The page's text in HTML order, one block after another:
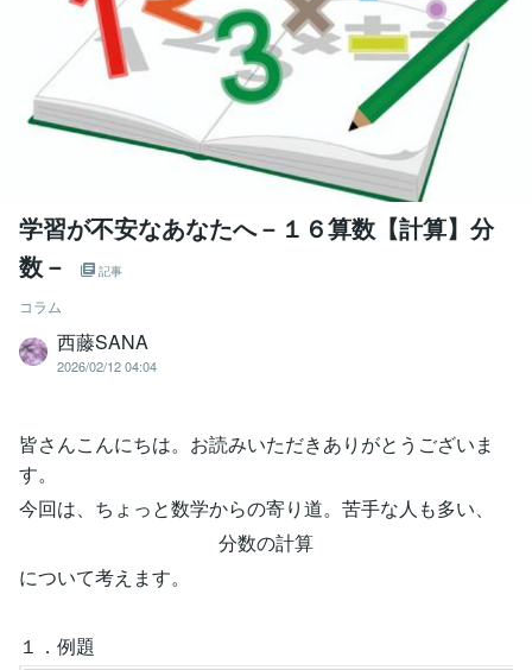
学習が不安なあなたへ－１６算数【計算】分
数－
記事
コラム
西藤SANA
2026/02/12 04:04
皆さんこんにちは。お読みいただきありがとうございま
す。
今回は、ちょっと数学からの寄り道。苦手な人も多い、
分数の計算
について考えます。
１．例題